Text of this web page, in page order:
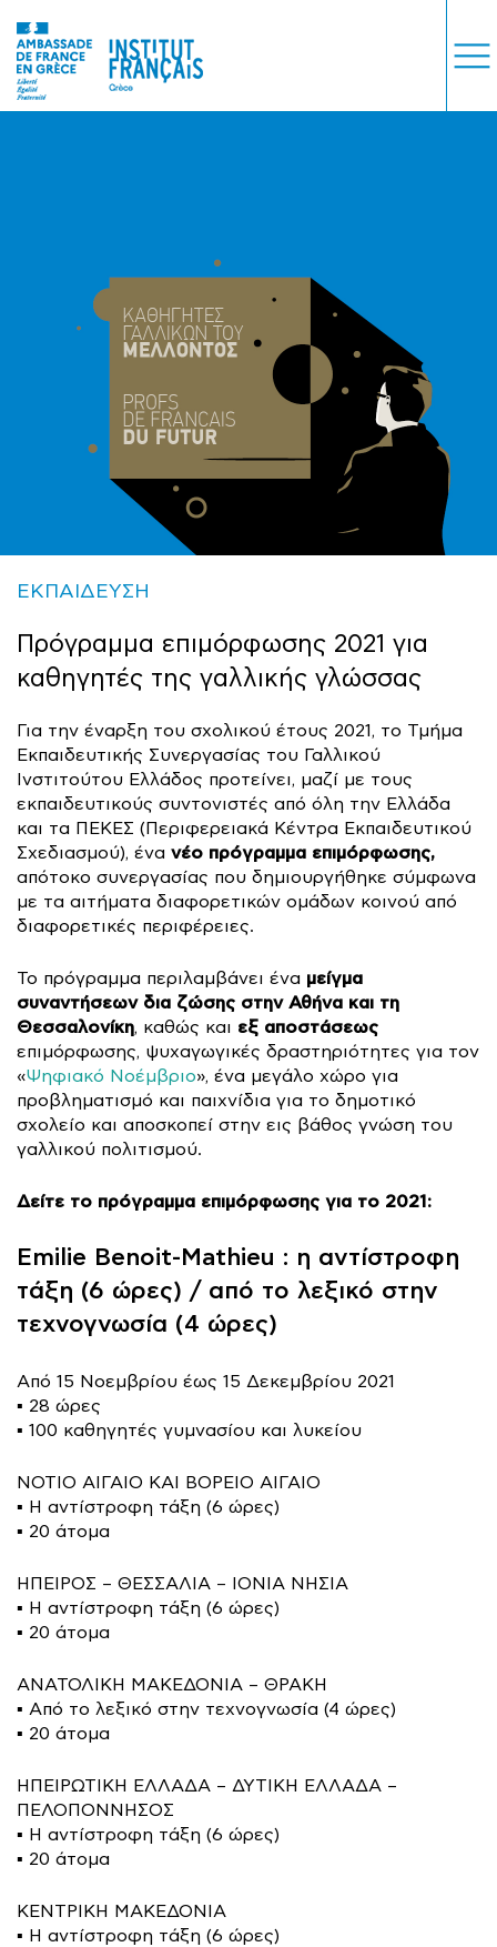
ΕΚΠΑΙΔΕΥΣΗ
Πρόγραμμα επιμόρφωσης 2021 για
καθηγητές της γαλλικής γλώσσας
Για την έναρξη του σχολικού έτους 2021, το Τμήμα
Εκπαιδευτικής Συνεργασίας του Γαλλικού
Ινστιτούτου Ελλάδος προτείνει, μαζί με τους
εκπαιδευτικούς συντονιστές από όλη την Ελλάδα
και τα ΠΕΚΕΣ (Περιφερειακά Κέντρα Εκπαιδευτικού
Σχεδιασμού), ένα νέο πρόγραμμα επιμόρφωσης,
απότοκο συνεργασίας που δημιουργήθηκε σύμφωνα
με τα αιτήματα διαφορετικών ομάδων κοινού από
διαφορετικές περιφέρειες.
Το πρόγραμμα περιλαμβάνει ένα μείγμα
συναντήσεων δια ζώσης στην Αθήνα και τη
Θεσσαλονίκη, καθώς και εξ αποστάσεως
επιμόρφωσης, ψυχαγωγικές δραστηριότητες για τον
«Ψηφιακό Νοέμβριο», ένα μεγάλο χώρο για
προβληματισμό και παιχνίδια για το δημοτικό
σχολείο και αποσκοπεί στην εις βάθος γνώση του
γαλλικού πολιτισμού.
Δείτε το πρόγραμμα επιμόρφωσης για το 2021:
Emilie Benoit-Mathieu : η αντίστροφη
τάξη (6 ώρες) / από το λεξικό στην
τεχνογνωσία (4 ώρες)
Από 15 Νοεμβρίου έως 15 Δεκεμβρίου 2021
▪️ 28 ώρες
▪️ 100 καθηγητές γυμνασίου και λυκείου
ΝΟΤΙΟ ΑΙΓΑΙΟ ΚΑΙ ΒΟΡΕΙΟ ΑΙΓΑΙΟ
▪️ Η αντίστροφη τάξη (6 ώρες)
▪️ 20 άτομα
ΗΠΕΙΡΟΣ – ΘΕΣΣΑΛΙΑ – ΙΟΝΙΑ ΝΗΣΙΑ
▪️ Η αντίστροφη τάξη (6 ώρες)
▪️ 20 άτομα
ΑΝΑΤΟΛΙΚΗ ΜΑΚΕΔΟΝΙΑ – ΘΡΑΚΗ
▪️ Από το λεξικό στην τεχνογνωσία (4 ώρες)
▪️ 20 άτομα
ΗΠΕΙΡΩΤΙΚΗ ΕΛΛΑΔΑ – ΔΥΤΙΚΗ ΕΛΛΑΔΑ –
ΠΕΛΟΠΟΝΝΗΣΟΣ
▪️ Η αντίστροφη τάξη (6 ώρες)
▪️ 20 άτομα
ΚΕΝΤΡΙΚΗ ΜΑΚΕΔΟΝΙΑ
▪️ Η αντίστροφη τάξη (6 ώρες)